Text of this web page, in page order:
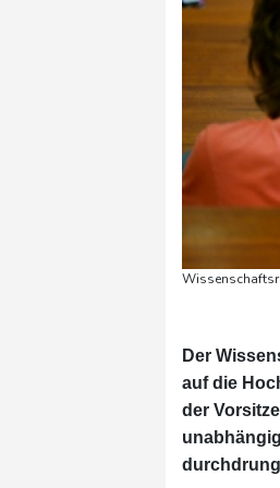
Der
auf die
der